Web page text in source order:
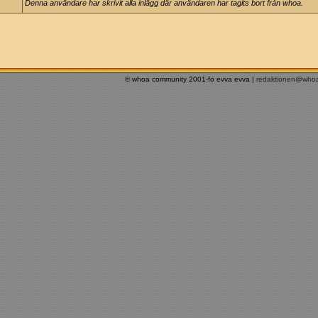
Denna användare har skrivit alla inlägg där användaren har tagits bort från whoa.
© whoa community 2001-fo evva evva |